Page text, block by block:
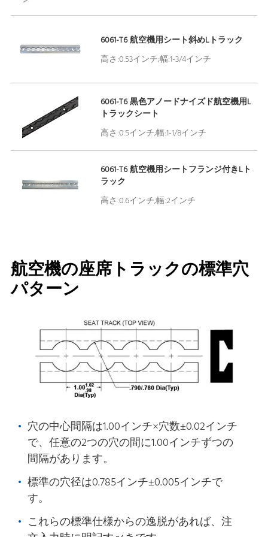
6061-T6 航空機用シート斜めLトラック
高さ:0.53インチ;幅:1-3/4インチ
6061-T6 黒色アノードナイズド航空機用L
トラックシート
高さ:0.5インチ;幅:1-1/8インチ
6061-T6 航空機用シートフランジ付きLト
ラック
高さ:0.6インチ;幅:2インチ
航空機の座席トラックの標準穴
パターン
穴の中心間隔は1.00インチ×穴数±0.02インチ
で、任意の2つの穴の間に1.00インチずつの
間隔があります。
標準の穴径は0.785インチ±0.005インチで
す。
これらの標準仕様からの逸脱があれば、注